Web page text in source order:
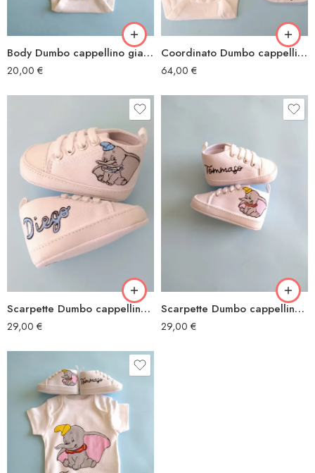
Body Dumbo cappellino giallo
20,00 €
Coordinato Dumbo cappellino blu
64,00 €
Scarpette Dumbo cappellino blu
29,00 €
Scarpette Dumbo cappellino giallo
29,00 €